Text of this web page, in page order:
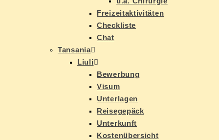
Frei­zeit­ak­ti­vi­tä­ten
Check­lis­te
Chat
Tan­sa­nia
Liu­li
Be­wer­bung
Vi­sum
Un­ter­la­gen
Rei­se­ge­päck
Un­ter­kunft
Kos­ten­über­sicht